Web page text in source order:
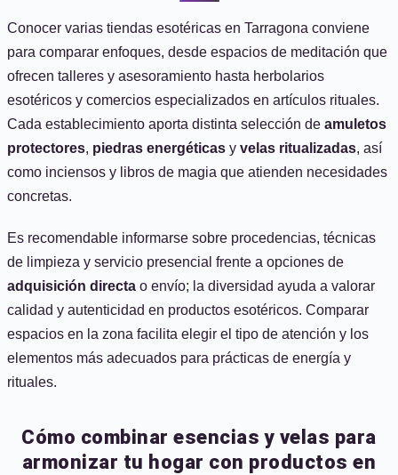
Conocer varias tiendas esotéricas en Tarragona conviene
para comparar enfoques, desde espacios de meditación que
ofrecen talleres y asesoramiento hasta herbolarios
esotéricos y comercios especializados en artículos rituales.
Cada establecimiento aporta distinta selección de amuletos
protectores, piedras energéticas y velas ritualizadas, así
como inciensos y libros de magia que atienden necesidades
concretas.
Es recomendable informarse sobre procedencias, técnicas
de limpieza y servicio presencial frente a opciones de
adquisición directa o envío; la diversidad ayuda a valorar
calidad y autenticidad en productos esotéricos. Comparar
espacios en la zona facilita elegir el tipo de atención y los
elementos más adecuados para prácticas de energía y
rituales.
Cómo combinar esencias y velas para
armonizar tu hogar con productos en